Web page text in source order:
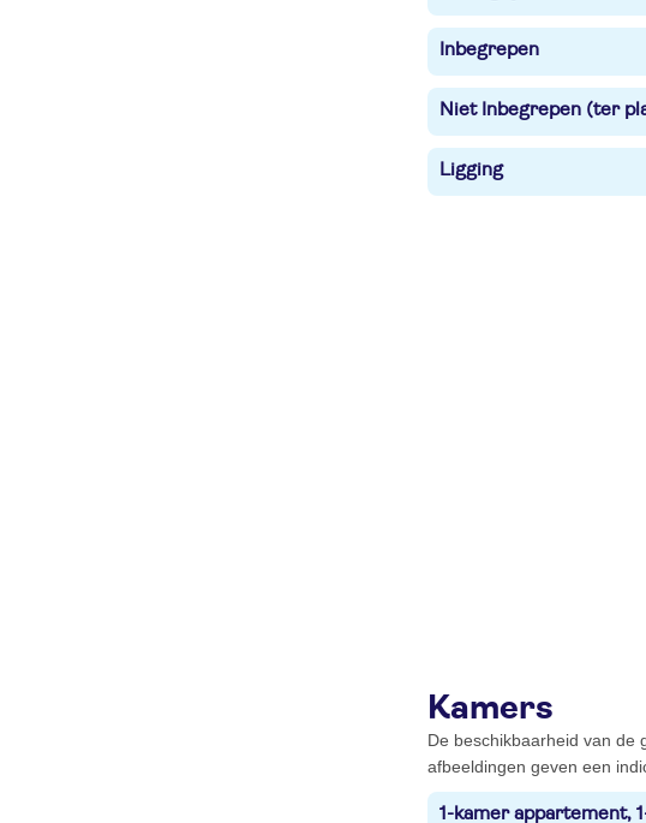
Inbegrepen
Niet Inbegrepen (ter
Ligging
Kamers
De beschikbaarheid van de
afbeeldingen geven een
1-kamer appartement,